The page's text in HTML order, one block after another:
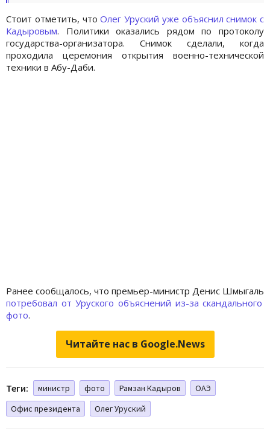
Стоит отметить, чтоОлег Уруский уже объяснил снимок с
Кадыровым. Политики оказались рядом по протоколу
государства-организатора. Снимок сделали, когда
проходила церемония открытия военно-технической
техники в Абу-Даби.
Ранее сообщалось, что премьер-министр Денис Шмыгаль
потребовал от Уруского объяснений из-за скандального
фото.
Читайте нас в Google.News
Теги: министр фото Рамзан Кадыров
ОАЭ
Офис президента
Олег Уруский